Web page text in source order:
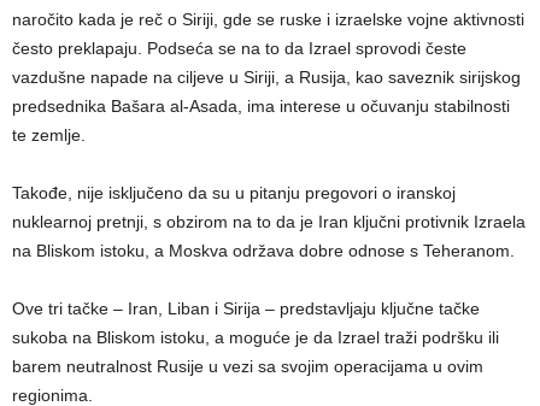
naročito kada je reč o Siriji, gde se ruske i izraelske vojne aktivnosti
često preklapaju. Podseća se na to da Izrael sprovodi česte
vazdušne napade na ciljeve u Siriji, a Rusija, kao saveznik sirijskog
predsednika Bašara al-Asada, ima interese u očuvanju stabilnosti
te zemlje.
Takođe, nije isključeno da su u pitanju pregovori o iranskoj
nuklearnoj pretnji, s obzirom na to da je Iran ključni protivnik Izraela
na Bliskom istoku, a Moskva održava dobre odnose s Teheranom.
Ove tri tačke – Iran, Liban i Sirija – predstavljaju ključne tačke
sukoba na Bliskom istoku, a moguće je da Izrael traži podršku ili
barem neutralnost Rusije u vezi sa svojim operacijama u ovim
regionima.